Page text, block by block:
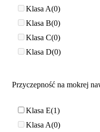
Klasa A 0
Klasa B 0
Klasa C 0
Klasa D 0
Przyczepność na mokrej
Klasa E 1
Klasa A 0